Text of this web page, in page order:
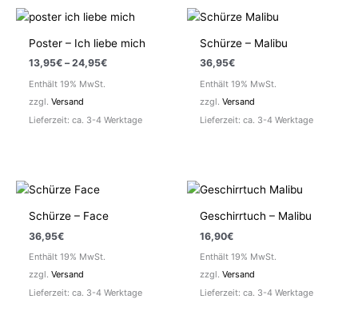
Poster – Ich liebe mich
13,95€ –24,95€Preisspanne:
Enthält 19% MwSt.
zzgl.Versand
Lieferzeit: ca. 3-4 Werktage
Schürze – Malibu
36,95€
Enthält 19% MwSt.
zzgl.Versand
Lieferzeit: ca. 3-4 Werktage
Schürze – Face
36,95€
Enthält 19% MwSt.
zzgl.Versand
Lieferzeit: ca. 3-4 Werktage
Geschirrtuch – Malibu
16,90€
Enthält 19% MwSt.
zzgl.Versand
Lieferzeit: ca. 3-4 Werktage